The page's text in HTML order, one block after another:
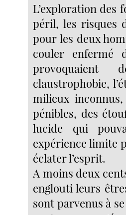
L’exploration des
péril, les risques
pour les deux
couler enfermé
provoquaient
claustrophobie,
milieux
pénibles, des
lucide qui
expérience limite
éclater l’esprit.
A moins deux
englouti leurs
sont parvenus à